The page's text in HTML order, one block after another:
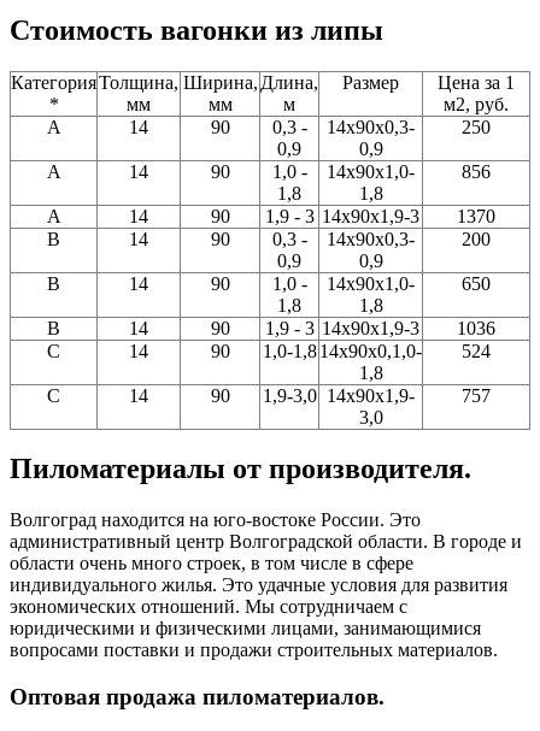
Стоимость вагонки из липы
Категория
*
Толщина,
мм
Ширина,
мм
Длина,
м
Размер
Цена за 1
м2, руб.
А
14 90
0,3 -
0,9
14x90x0,3-
0,9
250
А 14 90
1,0 -
1,8
14x90x1,0-
1,8
856
А 14 90 1,9 - 3 14x90x1,9-3
1370
В
14 90
0,3 -
0,9
14x90x0,3-
0,9
200
В 14 90
1,0 -
1,8
14x90х1,0-
1,8
650
В 14 90 1,9 - 3 14x90x1,9-3
1036
С
14 90 1,0-1,8 14x90x0,1,0-
1,8
524
С 14 90 1,9-3,0 14x90x1,9-
3,0
757
Пиломатериалы от производителя.
Волгоград находится на юго-востоке России. Это
административный центр Волгоградской области. В городе и
области очень много строек, в том числе в сфере
индивидуального жилья. Это удачные условия для развития
экономических отношений. Мы сотрудничаем с
юридическими и физическими лицами, занимающимися
вопросами поставки и продажи строительных материалов.
Оптовая продажа пиломатериалов.